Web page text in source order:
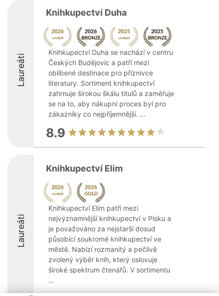
Laureáti
Knihkupectví Duha
Knihkupectví Duha se nachází v centru
Českých Budějovic a patří mezi
oblíbené destinace pro příznivce
literatury. Sortiment knihkupectví
zahrnuje širokou škálu titulů a zaměřuje
se na to, aby nákupní proces byl pro
zákazníky co nejpříjemnější. ...
8.9
Laureáti
Knihkupectví Elim
Knihkupectví Elim patří mezi
nejvýznamnější knihkupectví v Písku a
je považováno za nejstarší dosud
působící soukromé knihkupectví ve
městě. Nabízí rozmanitý a pečlivě
zvolený výběr knih, který oslovuje
široké spektrum čtenářů. V sortimentu
...